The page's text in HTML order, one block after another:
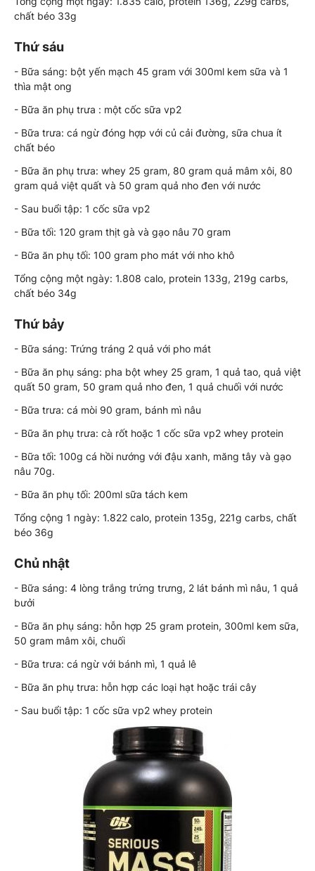
chất béo 33g
Thứ sáu
- Bữa sáng: bột yến mạch 45 gram với 300ml kem sữa và 1
thìa mật ong
- Bữa ăn phụ trưa : một cốc sữa vp2
- Bữa trưa: cá ngừ đóng hợp với củ cải đường, sữa chua ít
chất béo
- Bữa ăn phụ trưa: whey 25 gram, 80 gram quả mâm xôi, 80
gram quả việt quất và 50 gram quả nho đen với nước
- Sau buổi tập: 1 cốc sữa vp2
- Bữa tối: 120 gram thịt gà và gạo nâu 70 gram
- Bữa ăn phụ tối: 100 gram pho mát với nho khô
Tổng cộng một ngày: 1.808 calo, protein 133g, 219g carbs,
chất béo 34g
Thứ bảy
- Bữa sáng: Trứng tráng 2 quả với pho mát
- Bữa ăn phụ sáng: pha bột whey 25 gram, 1 quả tao, quả việt
quất 50 gram, 50 gram quả nho đen, 1 quả chuối với nước
- Bữa trưa: cá mòi 90 gram, bánh mì nâu
- Bữa ăn phụ trưa: cà rốt hoặc 1 cốc sữa vp2 whey protein
- Bữa tối: 100g cá hồi nướng với đậu xanh, măng tây và gạo
nâu 70g.
- Bữa ăn phụ tối: 200ml sữa tách kem
Tổng cộng 1 ngày: 1.822 calo, protein 135g, 221g carbs, chất
béo 36g
Chủ nhật
- Bữa sáng: 4 lòng trắng trứng trưng, 2 lát bánh mì nâu, 1 quả
bưởi
- Bữa ăn phụ sáng: hỗn hợp 25 gram protein, 300ml kem sữa,
50 gram mâm xôi, chuối
- Bữa trưa: cá ngừ với bánh mì, 1 quả lê
- Bữa ăn phụ trưa: hỗn hợp các loại hạt hoặc trái cây
- Sau buổi tập: 1 cốc sữa vp2 whey protein